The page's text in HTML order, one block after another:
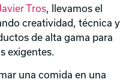
Javier Tros , llevamos el
creatividad, técnica y
de alta gama para
exigentes.
una comida en una